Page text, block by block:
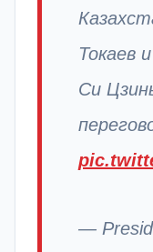
Токаев
Си
—